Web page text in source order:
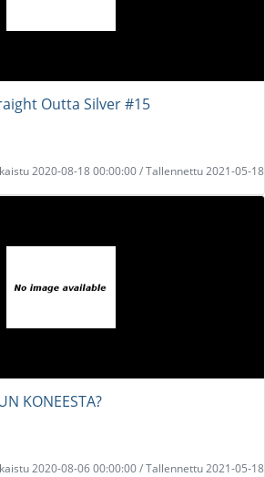
Outta Silver #15
2020-08-18 00:00:00 / Tallennettu 2021-05-18
KONEESTA?
2020-08-06 00:00:00 / Tallennettu 2021-05-18